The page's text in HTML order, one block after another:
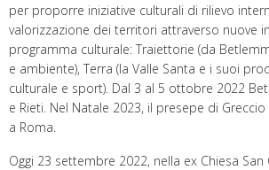
per proporre iniziative culturali di rilievo
valorizzazione dei territori attraverso nuove
programma culturale: Traiettorie (da
e ambiente), Terra (la Valle Santa e i suoi
culturale e sport). Dal 3 al 5 ottobre 2022
e Rieti. Nel Natale 2023, il presepe di
a Roma.
Oggi 23 settembre 2022, nella ex Chiesa